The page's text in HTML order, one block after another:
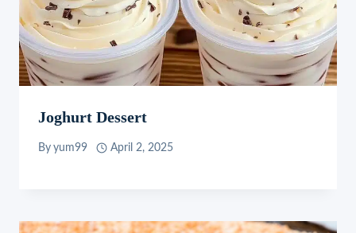
Joghurt Dessert
By yum99 April 2, 2025